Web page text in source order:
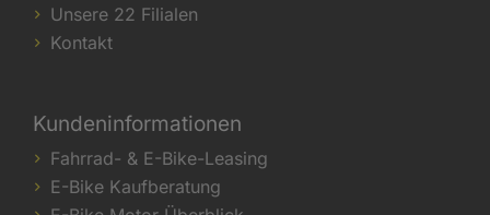
Unsere 22 Filialen
Kontakt
Kundeninformationen
Fahrrad- & E-Bike-Leasing
E-Bike Kaufberatung